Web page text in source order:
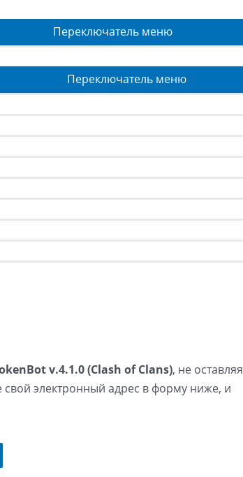
Переключатель меню
Переключатель меню
v.4.1.0 (Clash of Clans), не оставляя
свой электронный адрес в форму ниже, и